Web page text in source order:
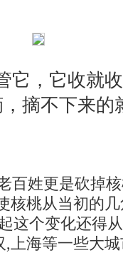
它，它收就
摘不下来的
百姓更是砍掉
核桃从当初的
这个变化还得
上海等一些大